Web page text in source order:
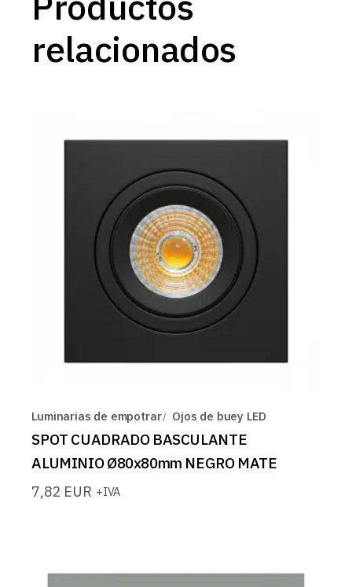
relacionados
Luminarias de empotrar Ojos de buey LED
SPOT CUADRADO BASCULANTE
ALUMINIO Ø80x80mm NEGRO MATE
7,82 EUR +IVA